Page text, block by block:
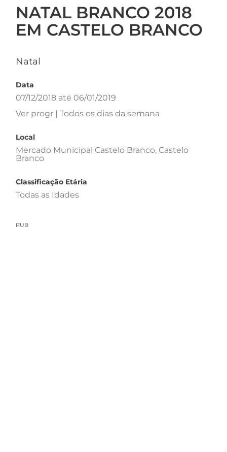
NATAL BRANCO 2018
EM CASTELO BRANCO
Natal
Data
07/12/2018 até 06/01/2019
Ver progr | Todos os dias da semana
Local
Mercado Municipal Castelo Branco, Castelo
Branco
Classificação Etária
Todas as Idades
PUB